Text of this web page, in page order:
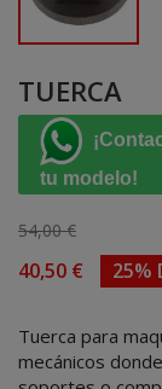
TUERCA
tu modelo!
54,00 €
40,50 € 25%
Tuerca para
mecánicos